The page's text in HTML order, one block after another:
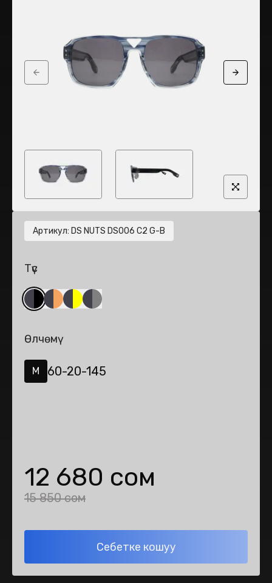
Previous slide Next
Артикул: DS NUTS DS006 C2 G-B
Түс
Өлчөмү
M 60-20-145
12 680 сом
15 850 сом
Себетке кошуу